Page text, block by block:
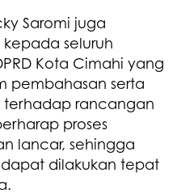
Saromi juga
seluruh
Kota Cimahi yang
pembahasan serta
terhadap rancangan
proses
lancar, sehingga
dapat dilakukan tepat